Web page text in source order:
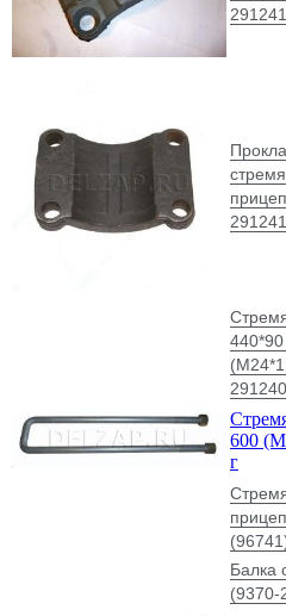
440*90
600
г
Балка
(9370-